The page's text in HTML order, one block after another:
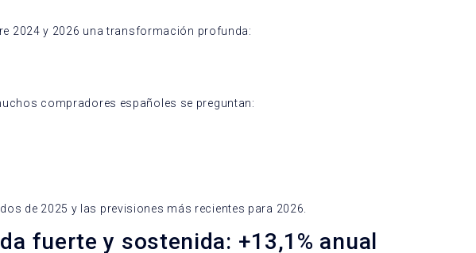
2024 y 2026 una transformación profunda:
compradores españoles se preguntan:
de 2025 y las previsiones más recientes para 2026.
fuerte y sostenida: +13,1% anual